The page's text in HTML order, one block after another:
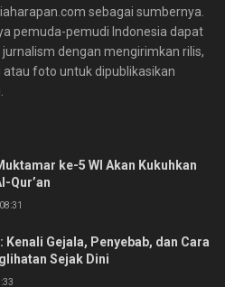
sebagai sumbernya.
pemuda-pemudi Indonesia dapat
dengan mengirimkan rilis,
foto untuk dipublikasikan
ke-5 WI Akan Kukuhkan
Qur’an
Kenali Gejala, Penyebab, dan Cara
Sejak Dini